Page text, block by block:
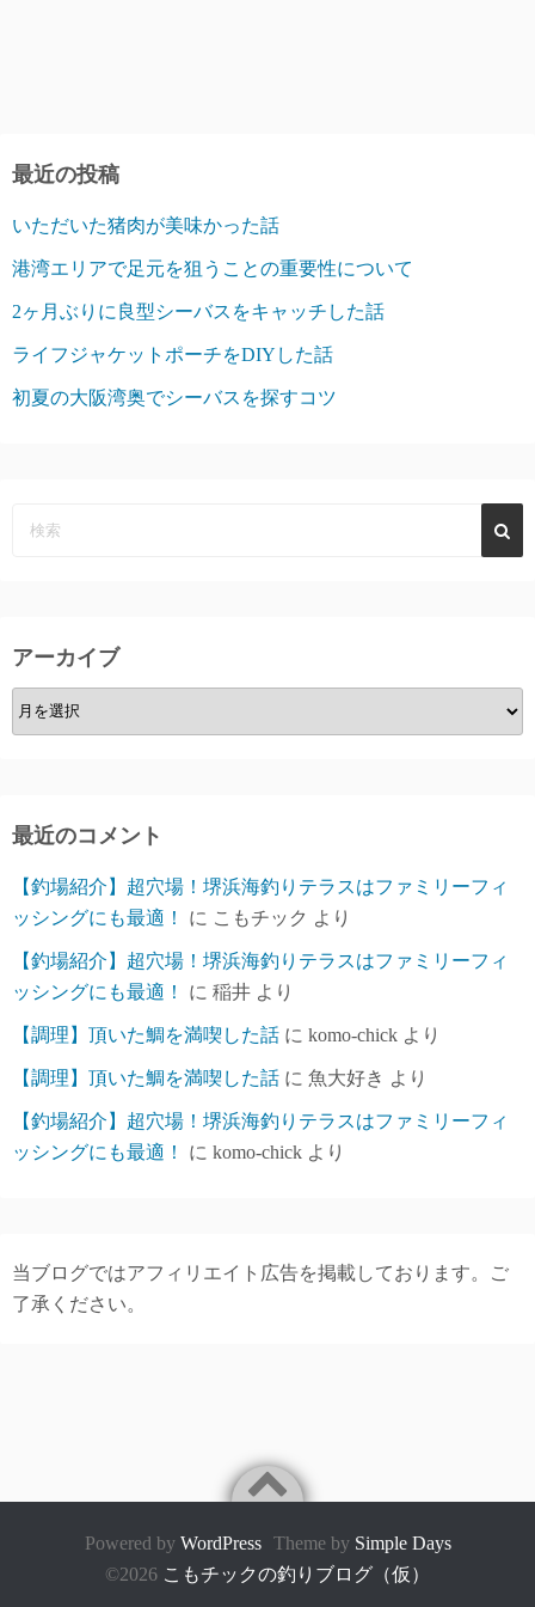
最近の投稿
いただいた猪肉が美味かった話
港湾エリアで足元を狙うことの重要性について
2ヶ月ぶりに良型シーバスをキャッチした話
ライフジャケットポーチをDIYした話
初夏の大阪湾奥でシーバスを探すコツ
アーカイブ
ア
ー
ブ
最近のコメント
【釣場紹介】超穴場！堺浜海釣りテラスはファミリーフィ
ッシングにも最適！
に こもチック より
【釣場紹介】超穴場！堺浜海釣りテラスはファミリーフィ
ッシングにも最適！
に 稲井 より
【調理】頂いた鯛を満喫した話 に komo-chick より
【調理】頂いた鯛を満喫した話 に 魚大好き より
【釣場紹介】超穴場！堺浜海釣りテラスはファミリーフィ
ッシングにも最適！
に komo-chick より
当ブログではアフィリエイト広告を掲載しております。ご
了承ください。
Powered by WordPress Theme by Simple Days
©2026 こもチックの釣りブログ（仮）